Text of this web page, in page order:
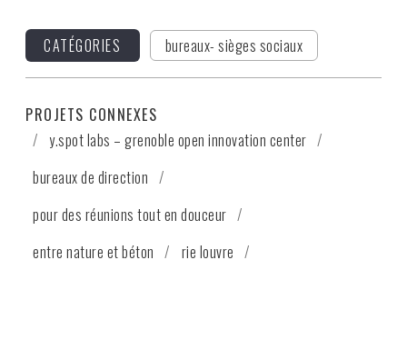
CATÉGORIES bureaux- sièges sociaux
PROJETS CONNEXES
y.spot labs – grenoble open innovation center
bureaux de direction
pour des réunions tout en douceur
entre nature et béton
rie louvre